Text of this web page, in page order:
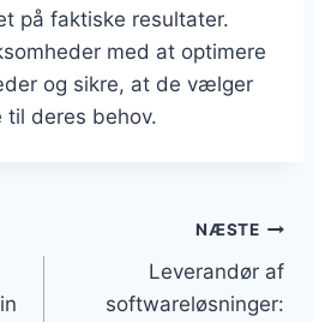
på faktiske resultater.
med at optimere
og sikre, at de vælger
deres behov.
NÆSTE
Leverandør af
softwareløsninger: